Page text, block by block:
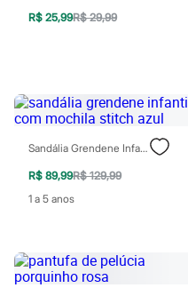
Condicionador
Cuidados com o corpo
Hidratante
Tratamento
Cuidados com o rosto
Esfoliante
Hidratante
Base
Batom
R$ 25,99R$ 29,99
Sandália Grendene Infantil Com Mochila Stitch Azul
R$ 89,99R$ 129,99
1 a 5 anos